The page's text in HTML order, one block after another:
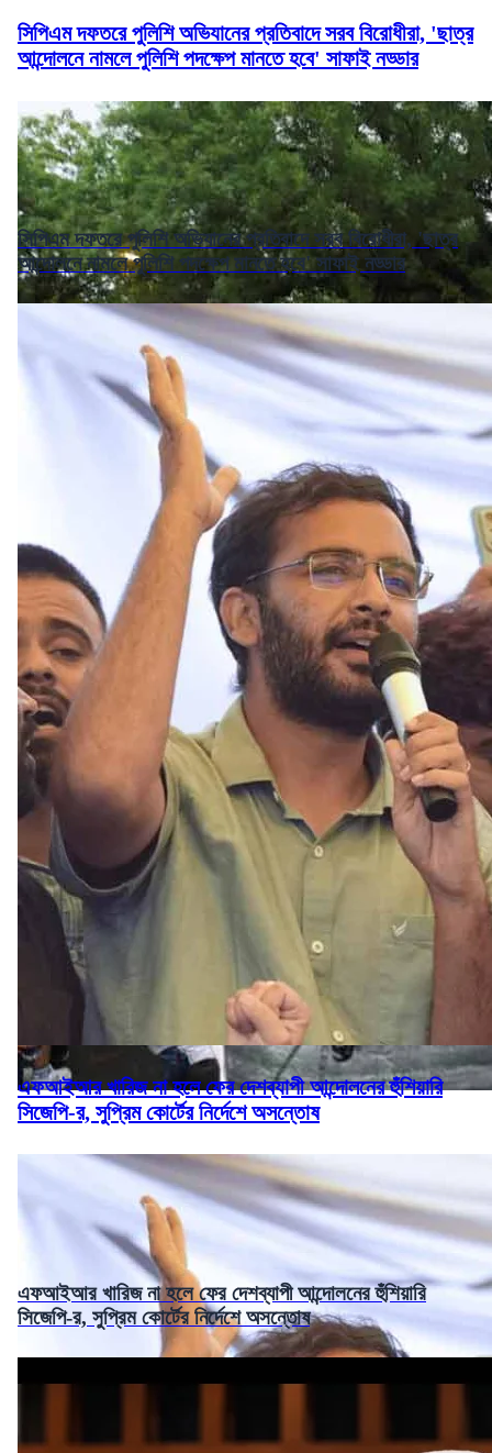
সিপিএম দফতরে পুলিশি অভিযানের প্রতিবাদে সরব বিরোধীরা, 'ছাত্র
আন্দোলনে নামলে পুলিশি পদক্ষেপ মানতে হবে' সাফাই নড্ডার
সিপিএম দফতরে পুলিশি অভিযানের প্রতিবাদে সরব বিরোধীরা, 'ছাত্র
আন্দোলনে নামলে পুলিশি পদক্ষেপ মানতে হবে' সাফাই নড্ডার
এফআইআর খারিজ না হলে ফের দেশব্যাপী আন্দোলনের হুঁশিয়ারি
সিজেপি-র, সুপ্রিম কোর্টের নির্দেশে অসন্তোষ
এফআইআর খারিজ না হলে ফের দেশব্যাপী আন্দোলনের হুঁশিয়ারি
সিজেপি-র, সুপ্রিম কোর্টের নির্দেশে অসন্তোষ